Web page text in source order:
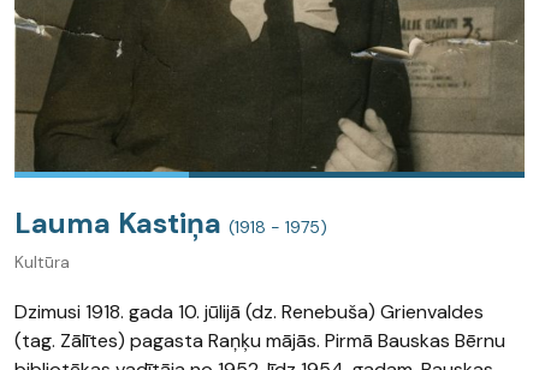
Lauma Kastiņa (1918 - 1975)
Kultūra
Dzimusi 1918. gada 10. jūlijā (dz. Renebuša) Grienvaldes
(tag. Zālītes) pagasta Raņķu mājās. Pirmā Bauskas Bērnu